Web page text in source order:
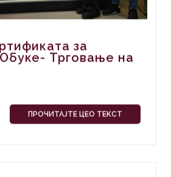
за
Трговање на
ПРОЧИТАЈТЕ ЦЕО ТЕКСТ